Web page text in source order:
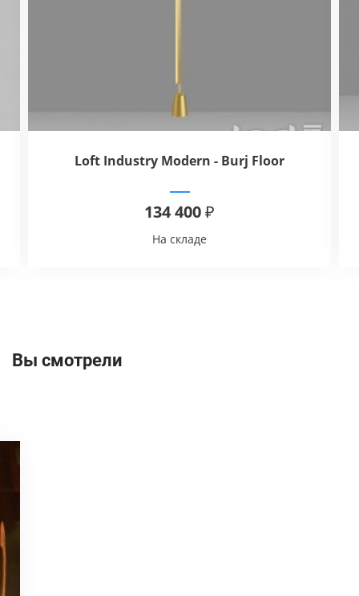
Loft Industry Modern - Burj Floor
134 400 ₽
На складе
Вы смотрели